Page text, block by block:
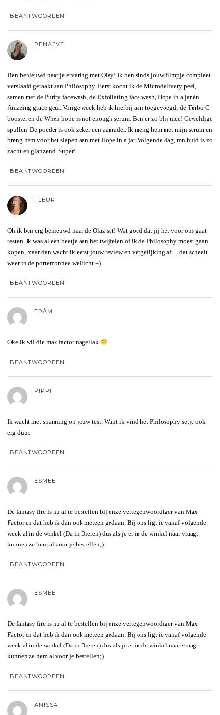
BEANTWOORDEN
RENAEVE
Ben benieuwd naar je ervaring met Olay! Ik ben sinds jouw filmpje compleet
verslaafd geraakt aan Philosophy. Eerst kocht ik de Microdelivery peel,
samen met de Purity facewash, de Exfoliating face wash, Hope in a jar én
Amazing grace geur. Vorige week heb ik hierbij aan toegevoegd; de Turbo C
booster en de When hope is not enough serum. Ben er zo blij mee! Geweldige
spullen. De poeder is ook zeker een aanrader. Ik meng hem met mijn serum en
breng hem voor het slapen aan met Hope in a jar. Volgende dag, mn huid is zo
zacht en glanzend. Super!
BEANTWOORDEN
FLEUR
Oh ik ben erg benieuwd naar de Olaz set! Wat goed dat jij het voor ons gaat
testen. Ik was al een beetje aan het twijfelen of ik de Philosophy moest gaan
kopen, maar dan wacht ik eerst jouw review en vergelijking af… dat scheelt
weer in de portemonnee wellicht =)
BEANTWOORDEN
TRÂM
Oke ik wil die max factor nagellak
BEANTWOORDEN
PIPPI
Ik wacht met spanning op jouw test. Want ik vind het Philosophy setje ook
erg duur.
BEANTWOORDEN
ESMEE
De fantasy fire is nu al te bestellen bij onze vertegenwoordiger van Max
Factor en dat heb ik dan ook meteen gedaan. Bij ons ligt ie vanaf volgende
week al in de winkel (Da in Dieren) dus als je er in de winkel naar vraagt
kunnen ze hem al voor je bestellen;)
BEANTWOORDEN
ESMEE
De fantasy fire is nu al te bestellen bij onze vertegenwoordiger van Max
Factor en dat heb ik dan ook meteen gedaan. Bij ons ligt ie vanaf volgende
week al in de winkel (Da in Dieren) dus als je er in de winkel naar vraagt
kunnen ze hem al voor je bestellen;)
BEANTWOORDEN
ANISSA